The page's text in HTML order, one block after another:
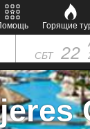
Горящие
СБТ 22